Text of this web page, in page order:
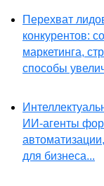
Перехват
конкурентов:
маркетинга,
способы
ИИ-агенты
для бизнеса...